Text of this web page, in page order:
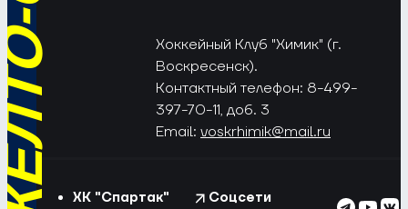
Хоккейный Клуб "Химик" (г.
Воскресенск).
Контактный телефон: 8-499-
397-70-11, доб. 3
Email: voskrhimik@mail.ru
ХК "Спартак"
Соцсети